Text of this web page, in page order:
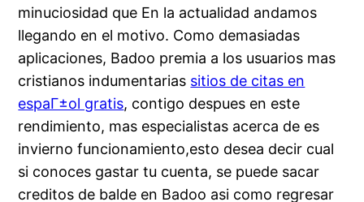
minuciosidad que En la actualidad andamos
llegando en el motivo. Como demasiadas
aplicaciones, Badoo premia a los usuarios mas
cristianos indumentarias sitios de citas en
espaГ±ol gratis, contigo despues en este
rendimiento, mas especialistas acerca de es
invierno funcionamiento,esto desea decir cual
si conoces gastar tu cuenta, se puede sacar
creditos de balde en Badoo asi como regresar